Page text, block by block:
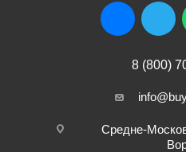
8 (800)
Средне-